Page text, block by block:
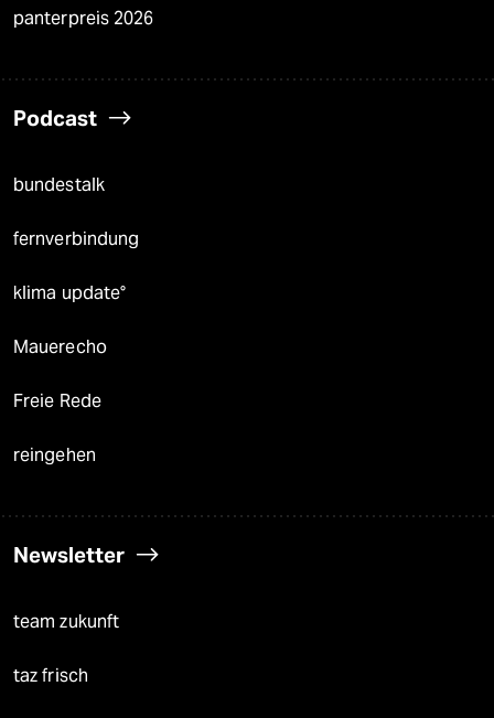
panterpreis 2026
Podcast
bundestalk
fernverbindung
klima update°
Mauerecho
Freie Rede
reingehen
Newsletter
team zukunft
taz frisch